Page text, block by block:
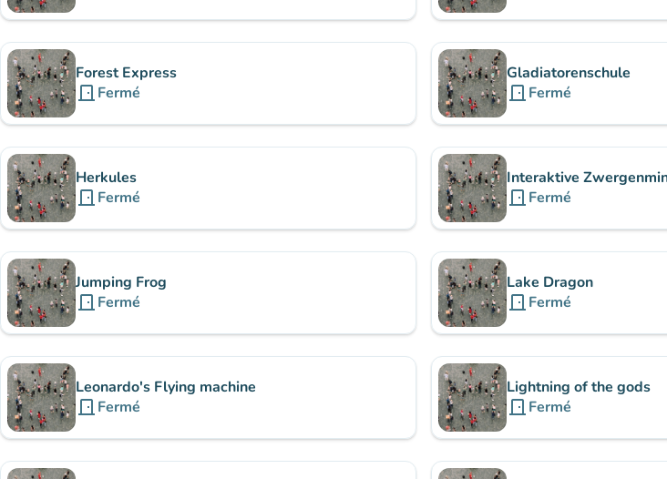
Forest Express
door_front Fermé
Gladiatorenschule
door_front Fermé
Herkules
door_front Fermé
Interaktive
door_front Fermé
Jumping Frog
door_front Fermé
Lake Dragon
door_front Fermé
Leonardo's Flying machine
door_front Fermé
Lightning of the gods
door_front Fermé